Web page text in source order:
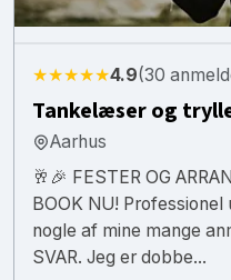
★★★★★4.9(30
Tankelæser og
Aarhus
🥂🎉 FESTER OG
BOOK NU!
nogle af mine mange
SVAR. Jeg er dobbe...